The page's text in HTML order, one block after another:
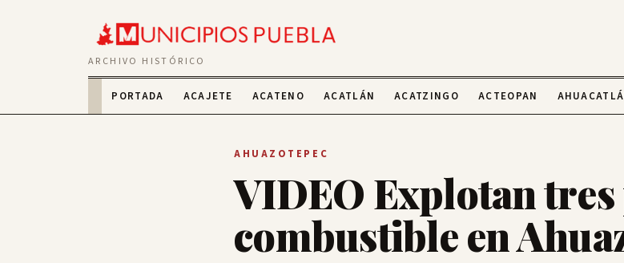
ARCHIVO HISTÓRICO
PORTADA ACAJETE ACATENO ACATLÁN ACATZINGO ACTEOPAN
AHUAZOTEPEC
VIDEO Explotan tres
combustible en